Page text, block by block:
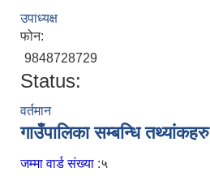
उपाध्यक्ष
फोन:
9848728729
Status:
वर्तमान
गाउँपालिका सम्बन्धि तथ्यांकहरु
जम्मा वार्ड संख्या :५